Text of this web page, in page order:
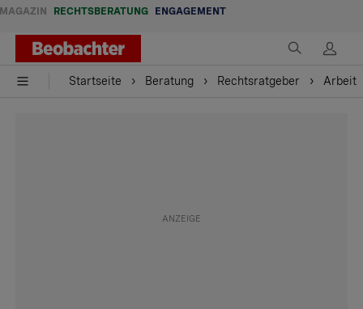
MAGAZIN RECHTSBERATUNG ENGAGEMENT
Startseite Beratung Rechtsratgeber Arbeit